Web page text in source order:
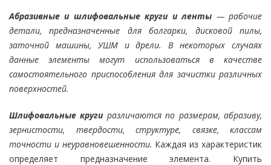
Абразивные и шлифовальные круги и ленты — рабочие
детали, предназначенные для болгарки, дисковой пилы,
заточной машины, УШМ и дрели. В некоторых случаях
данные элементы могут использоваться в качестве
самостоятельного приспособления для зачистки различных
поверхностей.
Шлифовальные круги различаются по размерам, абразиву,
зернистости, твердости, структуре, связке, классам
точности и неуравновешенности. Каждая из характеристик
определяет предназначение элемента. Купить